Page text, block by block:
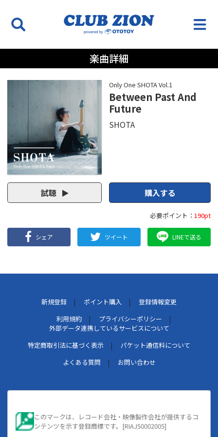
楽曲詳細
Only One SHOTA Vol.1
Between Past And
Future
SHOTA
試聴 購入する
必要ポイント： 190pt
シェア ツイート LINEで送る
新規登録 ポイント購入
登録情報変更
利用規約
プライバシーポリシー
外部データ連携しているサービスについて
特定商取引法に基づく表示
パケット通信料について
よくある質問
お問い合わせ
このマークは、レコード会社・映像製作会社が提供するコ
ンテンツを示す登録商標です。[RIAJ50002005]